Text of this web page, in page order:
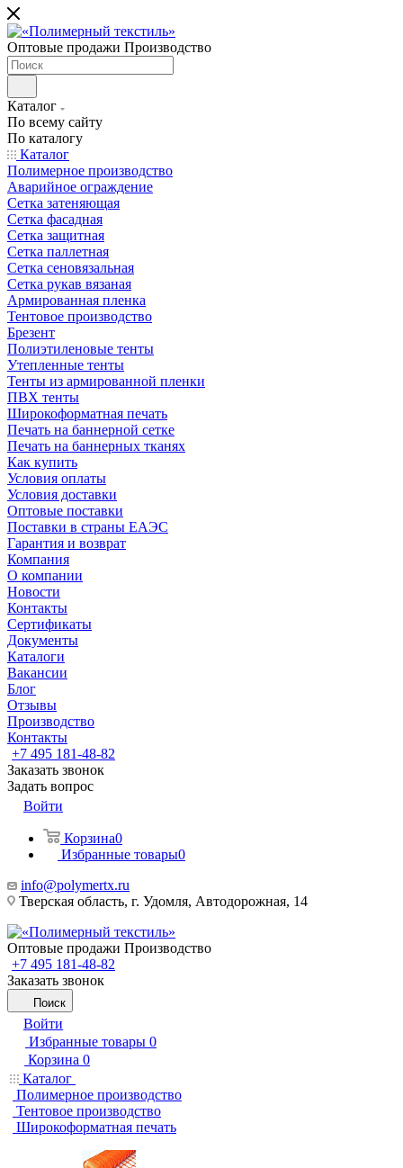
Оптовые продажи Производство
Каталог
По всему сайту
По каталогу
Каталог
Полимерное производство
Аварийное ограждение
Сетка затеняющая
Сетка фасадная
Сетка защитная
Сетка паллетная
Сетка сеновязальная
Сетка рукав вязаная
Армированная пленка
Тентовое производство
Брезент
Полиэтиленовые тенты
Утепленные тенты
Тенты из армированной пленки
ПВХ тенты
Широкоформатная печать
Печать на баннерной сетке
Печать на баннерных тканях
Как купить
Условия оплаты
Условия доставки
Оптовые поставки
Поставки в страны ЕАЭС
Гарантия и возврат
Компания
О компании
Новости
Контакты
Сертификаты
Документы
Каталоги
Вакансии
Блог
Отзывы
Производство
Контакты
+7 495 181-48-82
Заказать звонок
Задать вопрос
Войти
Корзина0
Избранные товары0
info@polymertx.ru
Тверская область, г. Удомля, Автодорожная, 14
Оптовые продажи Производство
+7 495 181-48-82
Заказать звонок
Поиск
Войти
Избранные товары 0
Корзина 0
Каталог
Полимерное производство
Тентовое производство
Широкоформатная печать